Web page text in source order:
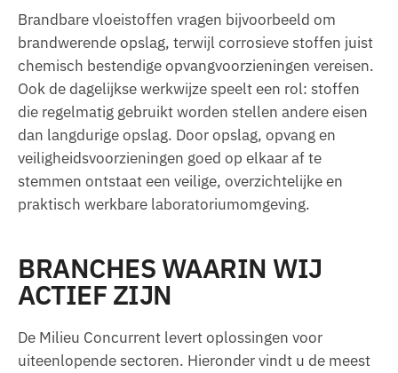
Brandbare vloeistoffen vragen bijvoorbeeld om
brandwerende opslag, terwijl corrosieve stoffen juist
chemisch bestendige opvangvoorzieningen vereisen.
Ook de dagelijkse werkwijze speelt een rol: stoffen
die regelmatig gebruikt worden stellen andere eisen
dan langdurige opslag. Door opslag, opvang en
veiligheidsvoorzieningen goed op elkaar af te
stemmen ontstaat een veilige, overzichtelijke en
praktisch werkbare laboratoriumomgeving.
BRANCHES WAARIN WIJ
ACTIEF ZIJN
De Milieu Concurrent levert oplossingen voor
uiteenlopende sectoren. Hieronder vindt u de meest